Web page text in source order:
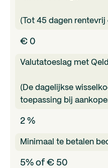
(Tot 45 dagen rentevrij
€ 0
Valutatoeslag met Qeld
(De dagelijkse
toepassing bij
2 %
Minimaal te betalen
5% of € 50